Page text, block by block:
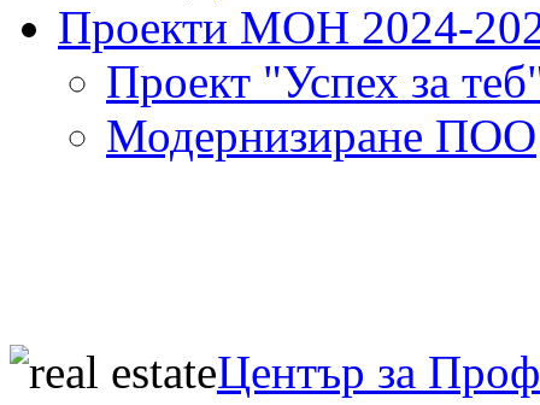
Проекти МОН 2024-
Проект "Успех за
Модернизиране ПОО
Център за